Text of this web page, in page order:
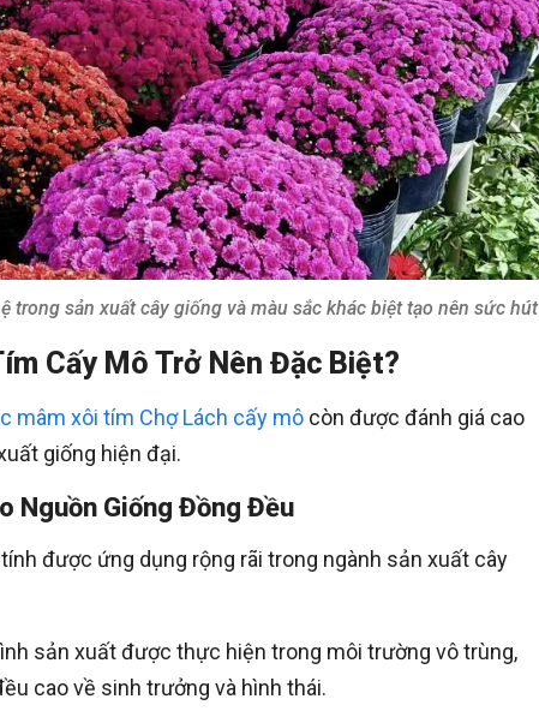
trong sản xuất cây giống và màu sắc khác biệt tạo nên sức hút
Cấy Mô Trở Nên Đặc Biệt?
mâm xôi tím Chợ Lách cấy mô còn được đánh giá cao
giống hiện đại.
Nguồn Giống Đồng Đều
được ứng dụng rộng rãi trong ngành sản xuất cây
sản xuất được thực hiện trong môi trường vô trùng,
cao về sinh trưởng và hình thái.